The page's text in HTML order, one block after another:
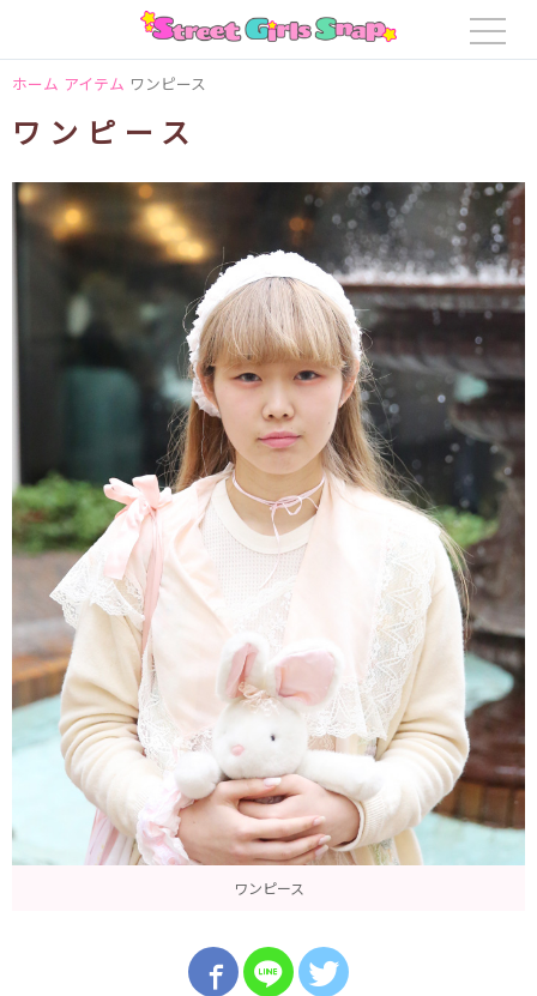
ホーム アイテム ワンピース
ワンピース
ワンピース